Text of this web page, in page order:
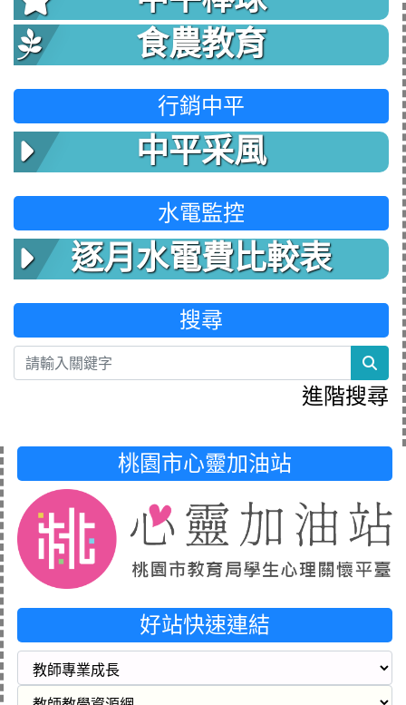
食農教育
行銷中平
中平采風
水電監控
逐月水電費比較表
搜尋
進階搜尋
桃園市心靈加油站
好站快速連結